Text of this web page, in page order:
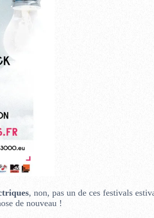
, non, pas un de ces festivals
de nouveau !